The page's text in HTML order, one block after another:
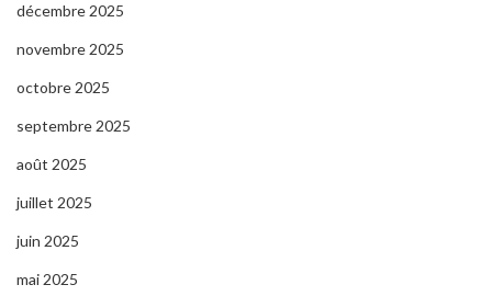
décembre 2025
novembre 2025
octobre 2025
septembre 2025
août 2025
juillet 2025
juin 2025
mai 2025